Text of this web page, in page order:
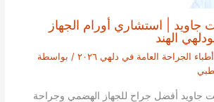
جاويد | استشاري أورام الجهاز
الهند
الجراحة العامة في دلهي ٢٠٢٦
/ بواسطة
جاويد أفضل جراح للجهاز الهضمي وجراحة